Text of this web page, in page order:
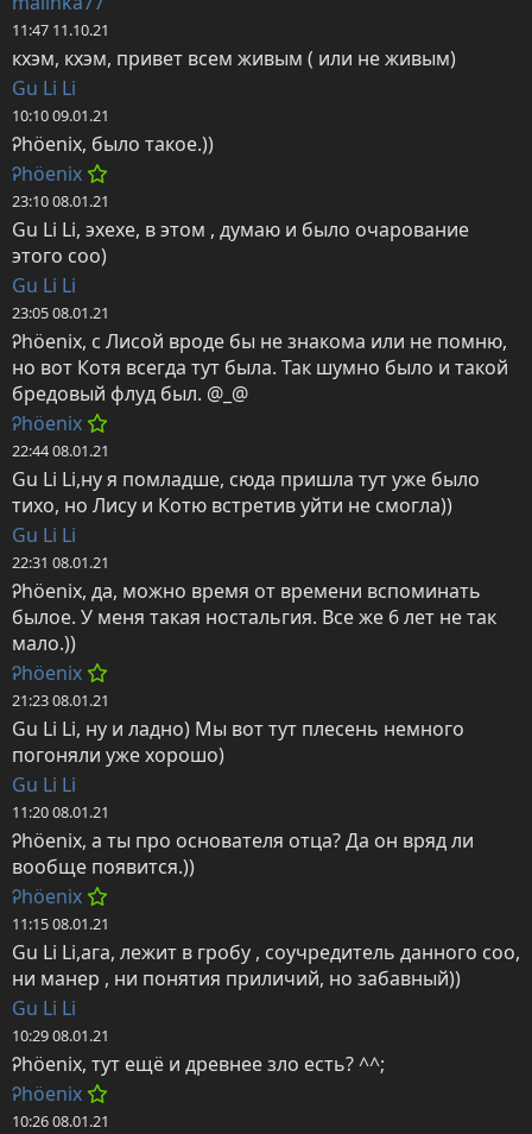
11:47 11.10.21
кхэм, кхэм, привет всем живым ( или не живым)
Gu Li Li
10:10 09.01.21
Ꭾhöenix, было такое.))
Ꭾhöenix
23:10 08.01.21
Gu Li Li, эхехе, в этом , думаю и было очарование
этого соо)
Gu Li Li
23:05 08.01.21
Ꭾhöenix, с Лисой вроде бы не знакома или не помню,
но вот Котя всегда тут была. Так шумно было и такой
бредовый флуд был. @_@
Ꭾhöenix
22:44 08.01.21
Gu Li Li,ну я помладше, сюда пришла тут уже было
тихо, но Лису и Котю встретив уйти не смогла))
Gu Li Li
22:31 08.01.21
Ꭾhöenix, да, можно время от времени вспоминать
былое. У меня такая ностальгия. Все же 6 лет не так
мало.))
Ꭾhöenix
21:23 08.01.21
Gu Li Li, ну и ладно) Мы вот тут плесень немного
погоняли уже хорошо)
Gu Li Li
11:20 08.01.21
Ꭾhöenix, а ты про основателя отца? Да он вряд ли
вообще появится.))
Ꭾhöenix
11:15 08.01.21
Gu Li Li,ага, лежит в гробу , соучредитель данного соо,
ни манер , ни понятия приличий, но забавный))
Gu Li Li
10:29 08.01.21
Ꭾhöenix, тут ещё и древнее зло есть? ^^;
Ꭾhöenix
10:26 08.01.21